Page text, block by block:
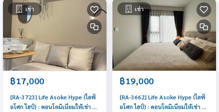
เช่า
฿17,000
[RA-3723] Life Asoke Hype (ไลฟ์
อโศก ไฮป์) : คอนโดมิเนียมให้เช่า 1
เช่า
฿19,000
[RA-3662] Life Asoke Hype (ไลฟ์
อโศก ไฮป์) : คอนโดมิเนียมให้เช่า 1